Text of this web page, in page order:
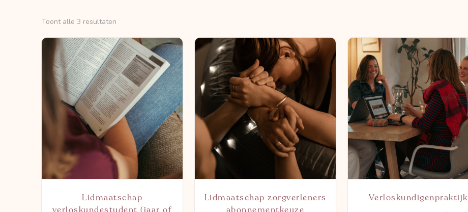
Toont alle 3 resultaten
Lidmaatschap
Lidmaatschap zorgverleners
Verloskundigenpraktijk